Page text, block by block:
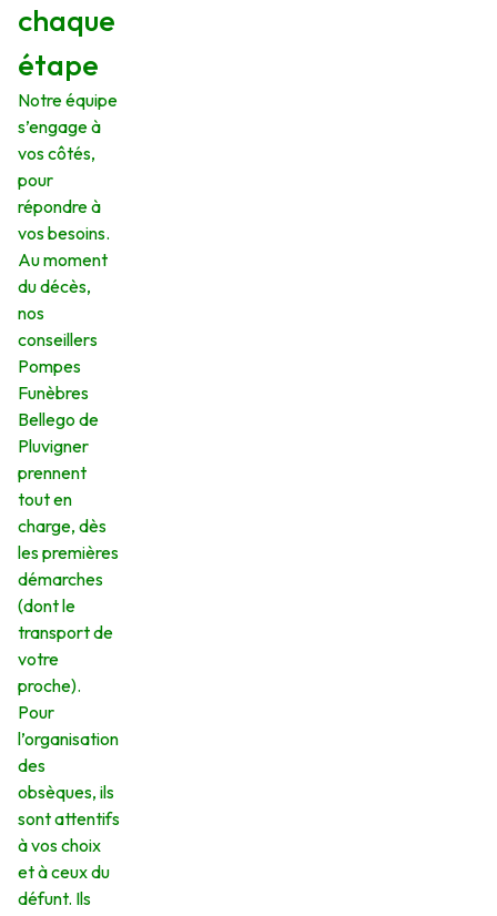
chaque
étape
Notre équipe
s’engage à
vos côtés,
pour
répondre à
vos besoins.
Au moment
du décès,
nos
conseillers
Pompes
Funèbres
Bellego de
Pluvigner
prennent
tout en
charge, dès
les premières
démarches
(dont le
transport de
votre
proche).
Pour
l’organisation
des
obsèques, ils
sont attentifs
à vos choix
et à ceux du
défunt. Ils